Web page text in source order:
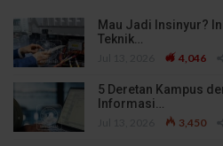
Mau Jadi Insinyur?
Teknik…
4,046
5 Deretan Kampus
Informasi…
3,450